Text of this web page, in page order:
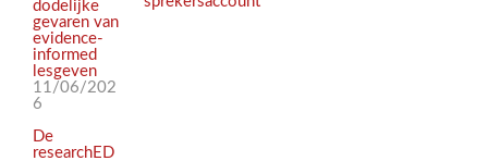
dodelijke
gevaren van
evidence-
informed
lesgeven
11/06/202
6
De
researchED